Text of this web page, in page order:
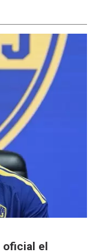
oficial el